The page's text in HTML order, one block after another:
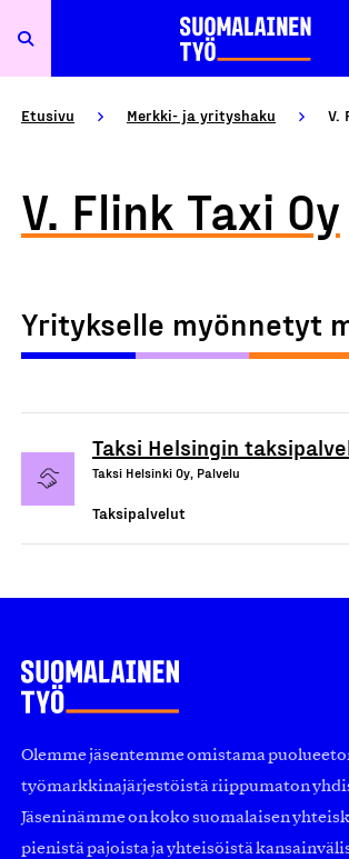
Etusivu Merkki- ja yrityshaku V.
V. Flink Taxi Oy
Yritykselle myönnetyt
Taksi Helsingin
Taksi Helsinki Oy, Palvelu
Taksipalvelut
Olemme jäsentemme omistama
työmarkkinajärjestöistä riippumaton
Jäseninämme on koko suomalaisen
pienistä pajoista ja yhteisöistä